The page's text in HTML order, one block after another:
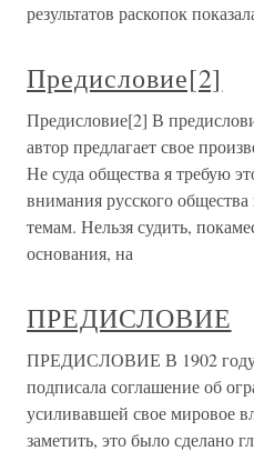
результатов раскопок
Предисловие[2]
Предисловие[2] В
автор предлагает свое
Не суда общества я требую
внимания русского
темам. Нельзя судить,
основания, на
ПРЕДИСЛОВИЕ
ПРЕДИСЛОВИЕ В 1902 году
подписала соглашение об
усиливавшей свое мировое
заметить, это было сделано